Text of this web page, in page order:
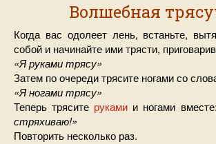
Волшебная
Когда вас одолеет лень, встаньте,
собой и начинайте ими трясти,
«Я руками трясу»
Затем по очереди трясите ногами со
«Я ногами трясу»
Теперь трясите руками и ногами вместе:
стряхиваю!»
Повторить несколько раз.